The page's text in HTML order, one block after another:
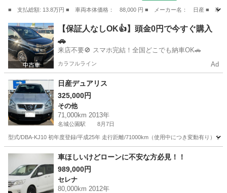
■ 支払総額: 13.8万円 ■ 車両本体価格： 88,000 円 ■ メーカー名： 日産 ■
愛知 岡崎市 モコ
【保証人なしOK👍】頭金0円で今すぐ購入
🚗
来店不要🚫 スマホ完結！全国どこでも納車OK🚗
カラフルライン Ad
日産デュアリス
325,000円
その他
71,000km 2013年
名城公園駅 8月7日
型式/DBA-KJ10 初年度登録/平成25年 走行距離/71000km（使用中につき変動有り）
愛知 名古屋市 名城公園駅
車ほしいけどローンに不安な方必見！！
989,000円
セレナ
80,000km 2012年